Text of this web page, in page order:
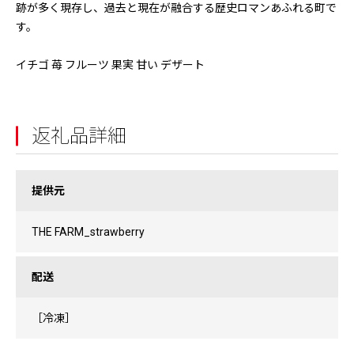
跡が多く現存し、過去と現在が融合する歴史ロマンあふれる町で
す。
イチゴ 苺 フルーツ 果実 甘い デザート
返礼品詳細
提供元
THE FARM_strawberry
配送
［冷凍］